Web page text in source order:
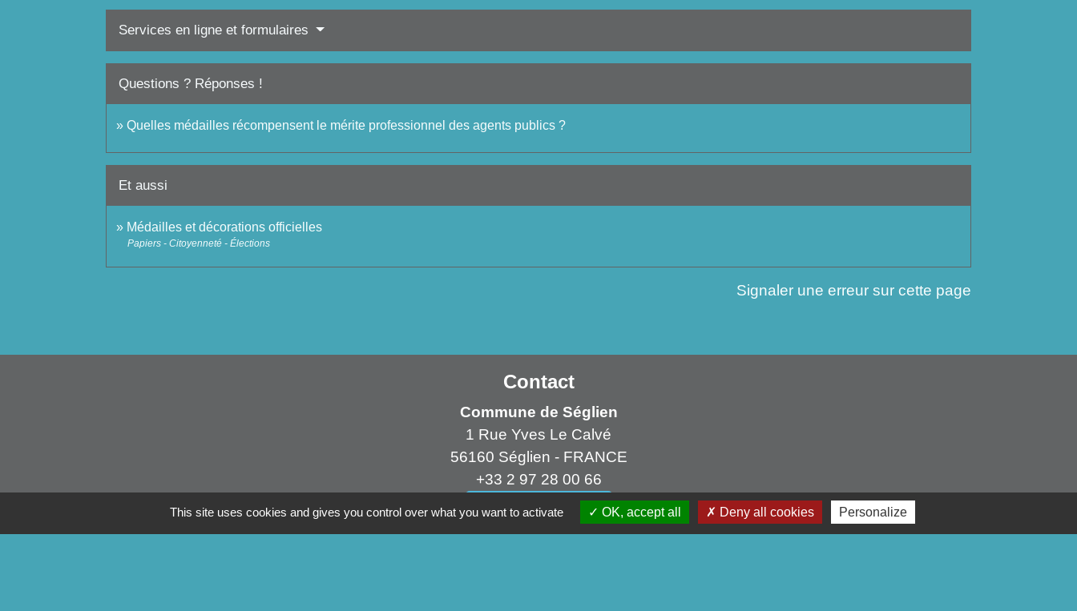
Services en ligne et formulaires
Questions ? Réponses !
Quelles médailles récompensent le mérite professionnel des agents publics ?
Et aussi
Médailles et décorations officielles
Papiers - Citoyenneté - Élections
Signaler une erreur sur cette page
Contact
Commune de Séglien
1 Rue Yves Le Calvé
56160 Séglien - FRANCE
+33 2 97 28 00 66
Contact par formulaire
This site uses cookies and gives you control over what you want to activate OK, accept all Deny all cookies Personalize